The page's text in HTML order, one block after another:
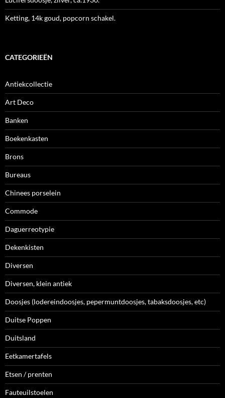
Ketting, 14k goud, popcorn schakel.
CATEGORIEËN
Antiekcollectie
Art Deco
Banken
Boekenkasten
Brons
Bureaus
Chinees porselein
Commode
Daguerreotypie
Dekenkisten
Diversen
Diversen, klein antiek
Doosjes (lodereindoosjes, pepermuntdoosjes, tabaksdoosjes, etc)
Duitse Poppen
Duitsland
Eetkamertafels
Etsen / prenten
Fauteuilstoelen